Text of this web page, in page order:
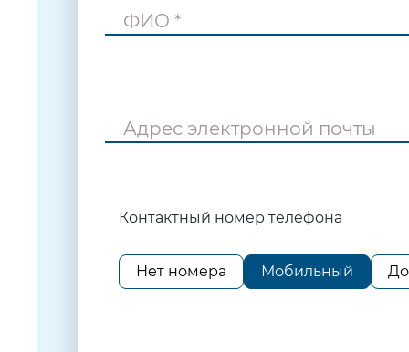
ФИО *
Адрес электронной почты
Контактный номер телефона
Нет номера Мобильный